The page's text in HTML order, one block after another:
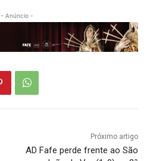
- Anúncio -
Próximo artigo
AD Fafe perde frente ao São